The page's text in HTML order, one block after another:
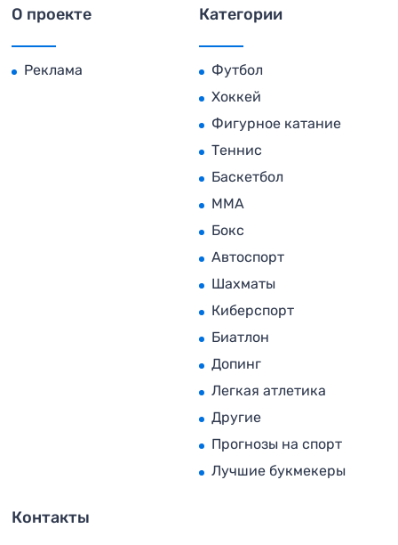
О проекте
Реклама
Категории
Футбол
Хоккей
Фигурное катание
Теннис
Баскетбол
MMA
Бокс
Автоспорт
Шахматы
Киберспорт
Биатлон
Допинг
Легкая атлетика
Другие
Прогнозы на спорт
Лучшие букмекеры
Контакты